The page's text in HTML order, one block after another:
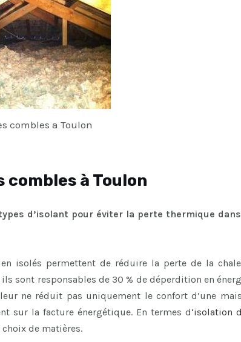
combles a Toulon
combles à Toulon
d’isolant pour éviter la perte thermique
isolés permettent de réduire la perte de la
sont responsables de 30 % de déperdition en
ne réduit pas uniquement le confort d’une
sur la facture énergétique. En termes d‘isolation
de matières.